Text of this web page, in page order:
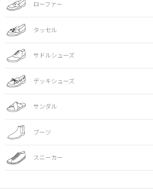
ローファー
タッセル
サドルシューズ
デッキシューズ
サンダル
ブーツ
スニーカー